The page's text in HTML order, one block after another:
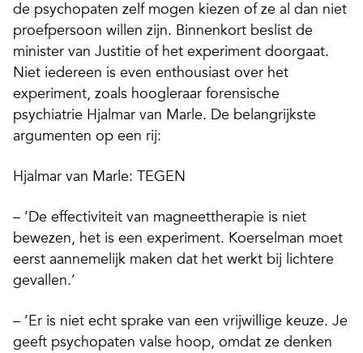
de psychopaten zelf mogen kiezen of ze al dan niet
proefpersoon willen zijn. Binnenkort beslist de
minister van Justitie of het experiment doorgaat.
Niet iedereen is even enthousiast over het
experiment, zoals hoogleraar forensische
psychiatrie Hjalmar van Marle. De belangrijkste
argumenten op een rij:
Hjalmar van Marle: TEGEN
– ‘De effectiviteit van magneettherapie is niet
bewezen, het is een experiment. Koerselman moet
eerst aannemelijk maken dat het werkt bij lichtere
gevallen.’
– ‘Er is niet echt sprake van een vrijwillige keuze. Je
geeft psychopaten valse hoop, omdat ze denken